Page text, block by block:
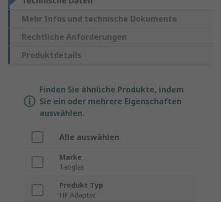
Mehr Infos und technische Dokumente
Rechtliche Anforderungen
Produktdetails
Finden Sie ähnliche Produkte, indem
Sie ein oder mehrere Eigenschaften
auswählen.
Alle auswählen
Marke
Taoglas
Produkt Typ
HF Adapter